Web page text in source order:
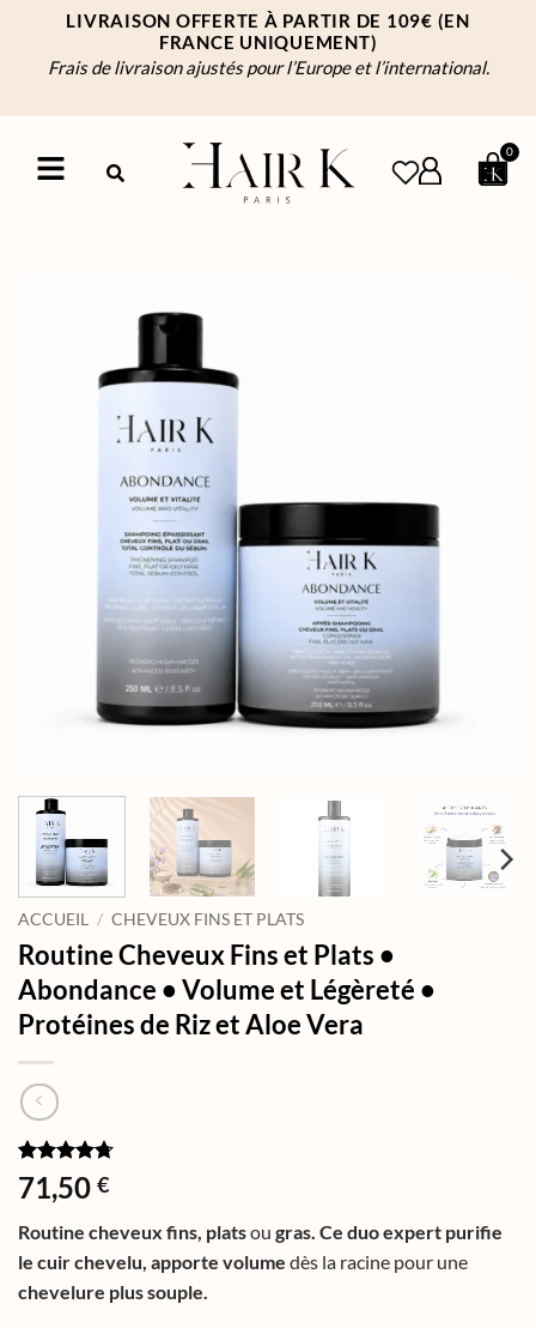
LIVRAISON OFFERTE À PARTIR DE 109€ (EN
FRANCE UNIQUEMENT)
Frais de livraison ajustés pour l’Europe et l’international.
0
ACCUEIL / CHEVEUX FINS ET PLATS
Routine Cheveux Fins et Plats •
Abondance • Volume et Légèreté •
Protéines de Riz et Aloe Vera
Noté4.67
sur 5 basé
3
notations
client
71,50 €
Routine cheveux fins, platsou gras. Ce duo expert purifie
le cuir chevelu, apporte volume dès la racine pour une
chevelure plus souple.